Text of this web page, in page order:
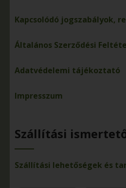
Kapcsolódó jogszabályok,
Általános Szerződési
Adatvédelemi tájékoztató
Impresszum
Szállítási
Szállítási lehetőségek és